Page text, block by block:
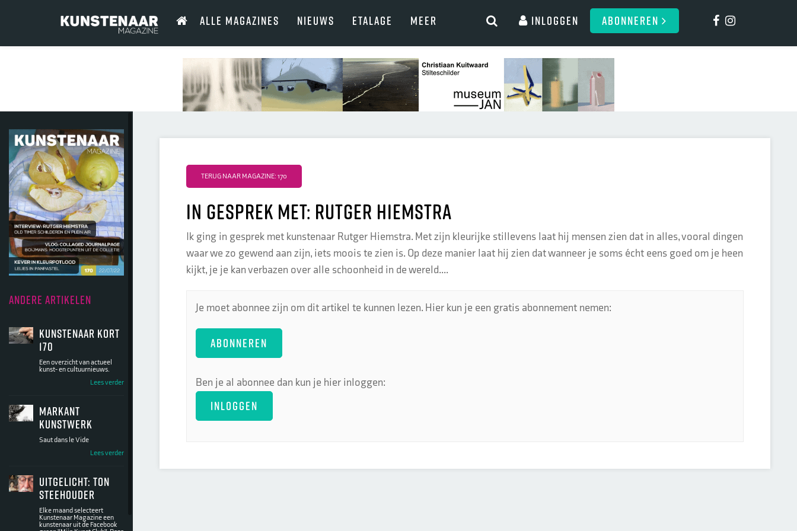
ALLE MAGAZINES NIEUWS ETALAGE MEER Inloggen ABONNEREN
ANDERE ARTIKELEN
Kunstenaar kort
170
Een overzicht van actueel
kunst- en cultuurnieuws.
Lees verder
Markant
kunstwerk
Saut dans le Vide
Lees verder
Uitgelicht: Ton
Steehouder
Elke maand selecteert
Kunstenaar Magazine een
kunstenaar uit de Facebook
TERUG NAAR MAGAZINE: 170
In gesprek met: Rutger Hiemstra
Ik ging in gesprek met kunstenaar Rutger Hiemstra. Met zijn kleurijke stillevens laat hij mensen zien dat in alles, vooral dingen
waar we zo gewend aan zijn, iets moois te zien is. Op deze manier laat hij zien dat wanneer je soms écht eens goed om je heen
kijkt, je je kan verbazen over alle schoonheid in de wereld....
Je moet abonnee zijn om dit artikel te kunnen lezen. Hier kun je een gratis abonnement nemen:
ABONNEREN
Ben je al abonnee dan kun je hier inloggen:
INLOGGEN